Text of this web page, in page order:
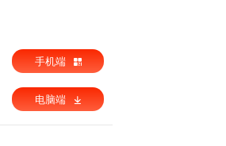
手机端
电脑端